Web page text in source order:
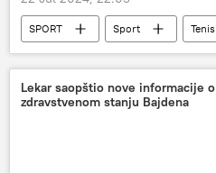
SPORT Sport
Tenis
Laslo Đere
Lekar saopštio nove informacije o
zdravstvenom stanju Bajdena